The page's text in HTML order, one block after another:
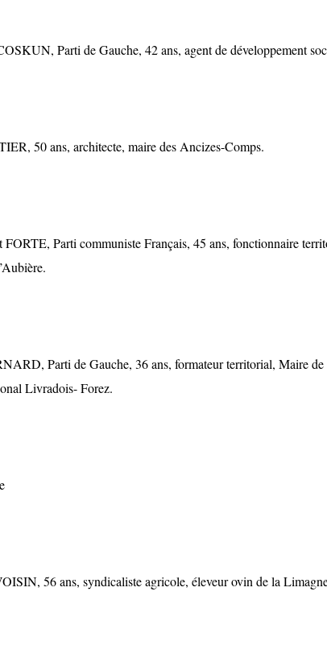
Parti de Gauche, 42 ans, agent de développement
50 ans, architecte, maire des Ancizes-Comps.
FORTE, Parti communiste Français, 45 ans, fonctionnaire
Parti de Gauche, 36 ans, formateur territorial, Maire de
Livradois- Forez.
56 ans, syndicaliste agricole, éleveur ovin de la